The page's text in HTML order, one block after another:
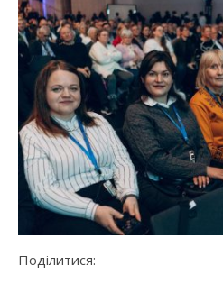
Поділитися: